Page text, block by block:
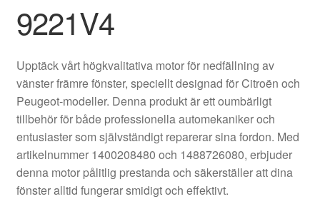
Integritetspolicy
Kolla upp
Kontakt
Mitt konto
9221V4
Upptäck vårt högkvalitativa motor för nedfällning av
vänster främre fönster, speciellt designad för Citroën och
Peugeot-modeller. Denna produkt är ett oumbärligt
tillbehör för både professionella automekaniker och
entusiaster som självständigt reparerar sina fordon. Med
artikelnummer 1400208480 och 1488726080, erbjuder
denna motor pålitlig prestanda och säkerställer att dina
fönster alltid fungerar smidigt och effektivt.